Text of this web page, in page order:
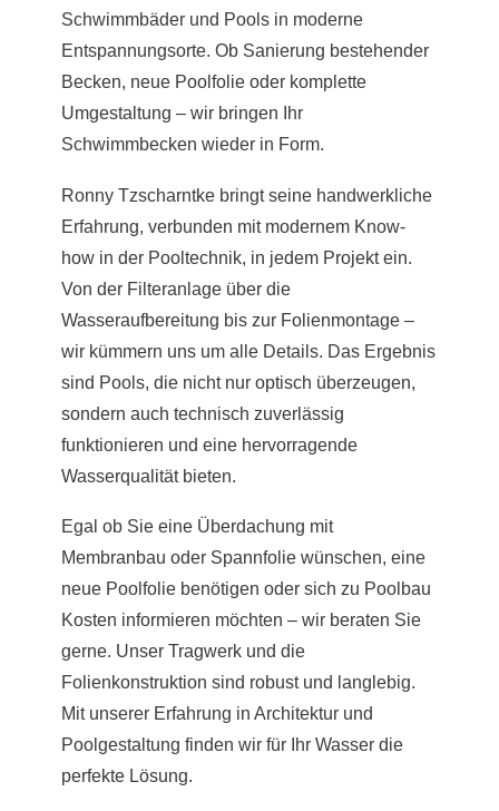
Schwimmbäder und Pools in moderne
Entspannungsorte. Ob Sanierung bestehender
Becken, neue Poolfolie oder komplette
Umgestaltung – wir bringen Ihr
Schwimmbecken wieder in Form.
Ronny Tzscharntke bringt seine handwerkliche
Erfahrung, verbunden mit modernem Know-
how in der Pooltechnik, in jedem Projekt ein.
Von der Filteranlage über die
Wasseraufbereitung bis zur Folienmontage –
wir kümmern uns um alle Details. Das Ergebnis
sind Pools, die nicht nur optisch überzeugen,
sondern auch technisch zuverlässig
funktionieren und eine hervorragende
Wasserqualität bieten.
Egal ob Sie eine Überdachung mit
Membranbau oder Spannfolie wünschen, eine
neue Poolfolie benötigen oder sich zu Poolbau
Kosten informieren möchten – wir beraten Sie
gerne. Unser Tragwerk und die
Folienkonstruktion sind robust und langlebig.
Mit unserer Erfahrung in Architektur und
Poolgestaltung finden wir für Ihr Wasser die
perfekte Lösung.